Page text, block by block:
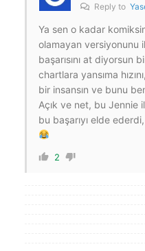
Reply to
Ya sen o kadar
olamayan versiyonunu
başarısını at diyorsun
chartlara yansıma
bir insansın ve bunu
Açık ve net, bu Jennie
bu başarıyı elde
2